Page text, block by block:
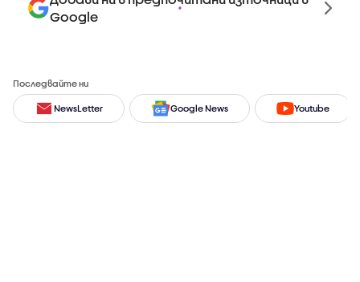
Google
Последвайте ни
NewsLetter Google News Youtube